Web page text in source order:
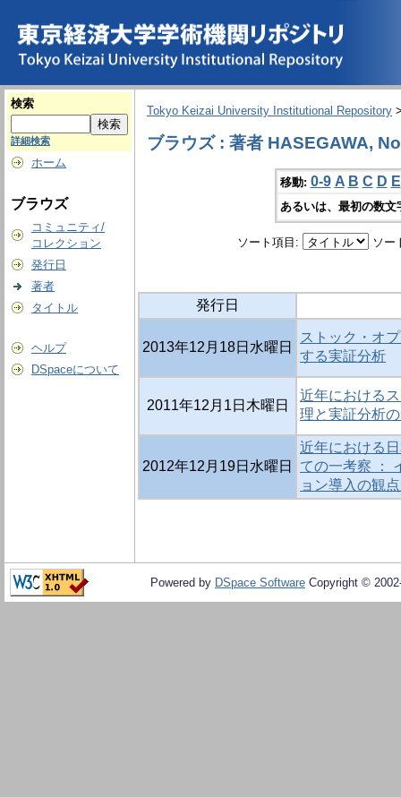
検索
詳細検索
ホーム
ブラウズ
コミュニティ/
コレクション
発行日
著者
タイトル
ヘルプ
DSpaceについて
Tokyo Keizai University Institutional Repository
ブラウズ : 著者 HASEGAWA,
移動: 0-9 A B C D E
あるいは、最初の数
ソート項目: ソー
発行日
2013年12月18日水曜日
ストック・オ
する実証分析
2011年12月1日木曜日
近年における
理と実証分析
2012年12月19日水曜日
近年における
ての一考察 ：
ョン導入の観
Powered by DSpace Software Copyright ©